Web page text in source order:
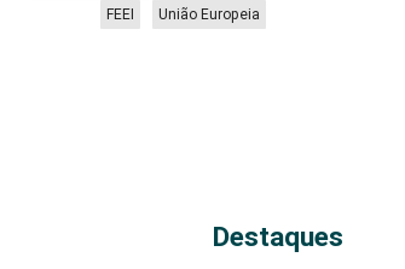
União Europeia
FEEI
Destaques